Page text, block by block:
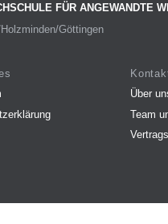
FÜR ANGEWANDTE
Göttingen
Über
Team